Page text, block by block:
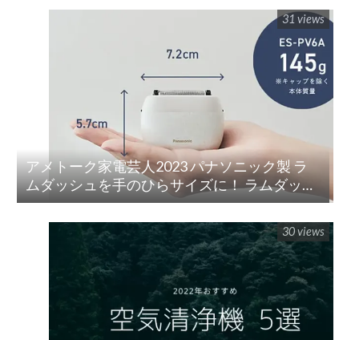
アメトーク家電芸人2023 パナソニック製 ラ
ムダッシュを手のひらサイズに！ ラムダッシ
ュ パームイン5枚刃(ES-PV3A-K)
31 views
30 views